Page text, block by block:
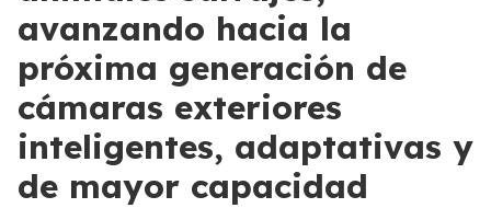
avanzando hacia la
próxima generación de
cámaras exteriores
inteligentes, adaptativas y
de mayor capacidad